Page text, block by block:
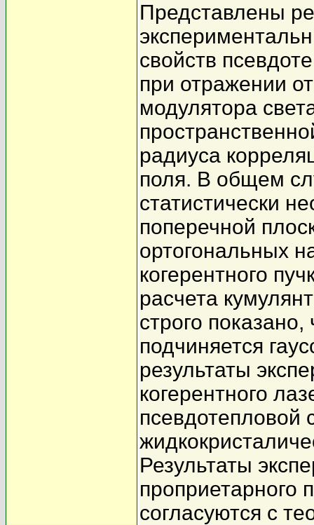
Представлены
свойств
при отражении
модулятора
радиуса
поля. В общем
статистически
поперечной
ортогональных
когерентного
расчета
строго
подчиняется
результаты
когерентного
псевдотепловой
Результаты
проприетарного
согласуются с